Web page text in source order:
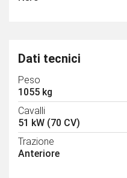
Dati tecnici
Peso
1055 kg
Cavalli
51 kW (70 CV)
Trazione
Anteriore